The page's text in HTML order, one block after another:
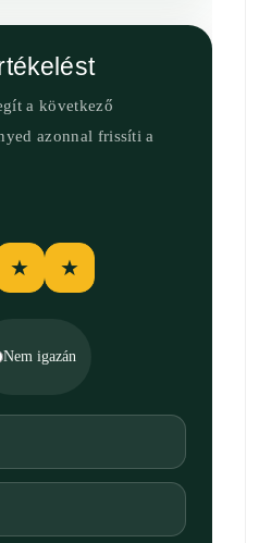
a következő
azonnal frissíti a
★ ★
Nem igazán